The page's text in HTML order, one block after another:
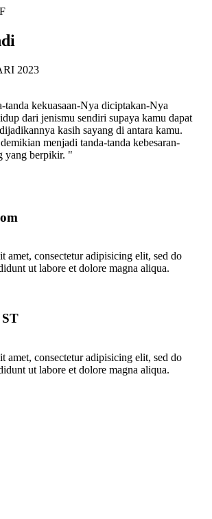
2023
tanda kekuasaan-Nya diciptakan-Nya
dari jenismu sendiri supaya kamu dapat
kasih sayang di antara kamu.
menjadi tanda-tanda kebesaran-
yang berpikir. "
amet, consectetur adipisicing elit, sed do
ut labore et dolore magna aliqua.
amet, consectetur adipisicing elit, sed do
ut labore et dolore magna aliqua.